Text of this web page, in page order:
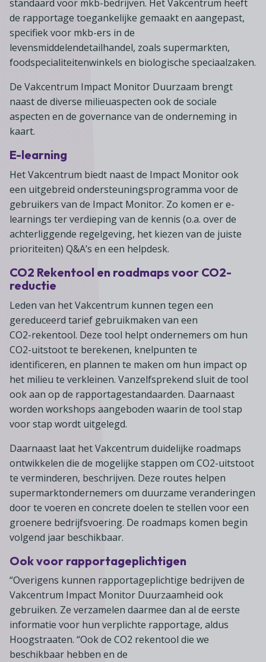
standaard voor mkb-bedrijven. Het Vakcentrum heeft
de rapportage toegankelijke gemaakt en aangepast,
specifiek voor mkb-ers in de
levensmiddelendetailhandel, zoals supermarkten,
foodspecialiteitenwinkels en biologische speciaalzaken.
De Vakcentrum Impact Monitor Duurzaam brengt
naast de diverse milieuaspecten ook de sociale
aspecten en de governance van de onderneming in
kaart.
E-learning
Het Vakcentrum biedt naast de Impact Monitor ook
een uitgebreid ondersteuningsprogramma voor de
gebruikers van de Impact Monitor. Zo komen er e-
learnings ter verdieping van de kennis (o.a. over de
achterliggende regelgeving, het kiezen van de juiste
prioriteiten) Q&A’s en een helpdesk.
CO2 Rekentool en roadmaps voor CO2-
reductie
Leden van het Vakcentrum kunnen tegen een
gereduceerd tarief gebruikmaken van een
CO2-rekentool. Deze tool helpt ondernemers om hun
CO2-uitstoot te berekenen, knelpunten te
identificeren, en plannen te maken om hun impact op
het milieu te verkleinen. Vanzelfsprekend sluit de tool
ook aan op de rapportagestandaarden. Daarnaast
worden workshops aangeboden waarin de tool stap
voor stap wordt uitgelegd.
Daarnaast laat het Vakcentrum duidelijke roadmaps
ontwikkelen die de mogelijke stappen om CO2-uitstoot
te verminderen, beschrijven. Deze routes helpen
supermarktondernemers om duurzame veranderingen
door te voeren en concrete doelen te stellen voor een
groenere bedrijfsvoering. De roadmaps komen begin
volgend jaar beschikbaar.
Ook voor rapportageplichtigen
“Overigens kunnen rapportageplichtige bedrijven de
Vakcentrum Impact Monitor Duurzaamheid ook
gebruiken. Ze verzamelen daarmee dan al de eerste
informatie voor hun verplichte rapportage, aldus
Hoogstraaten. “Ook de CO2 rekentool die we
beschikbaar hebben en de